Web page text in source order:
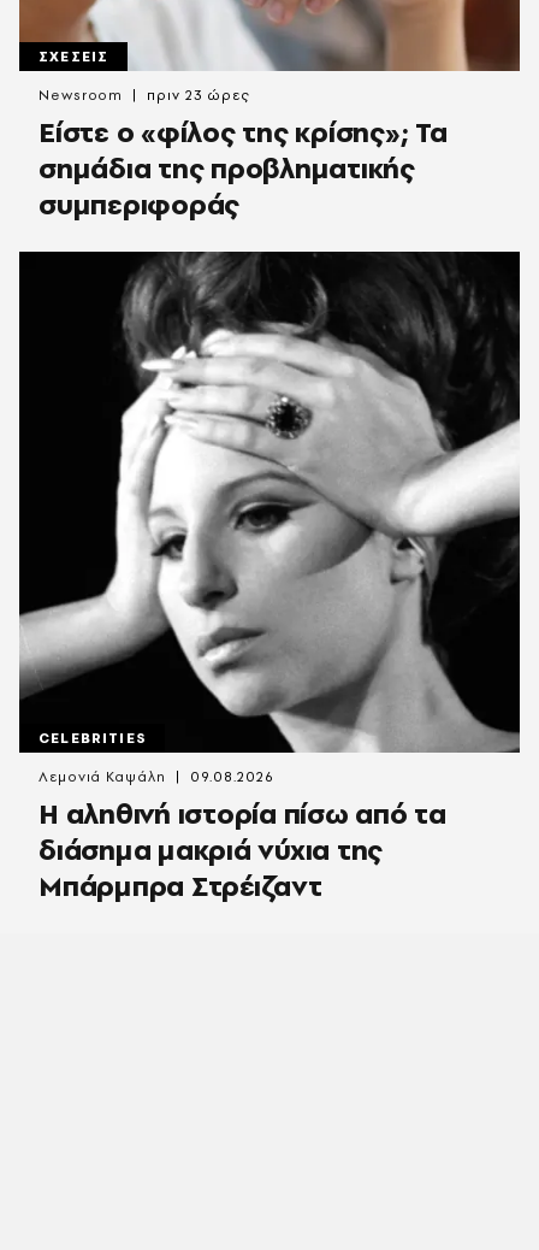
ΣΧΕΣΕΙΣ
Είστε ο «φίλος της κρίσης»; Τα
σημάδια της προβληματικής
συμπεριφοράς
Newsroom πριν 23 ώρες
CELEBRITIES
Η αληθινή ιστορία πίσω από τα
διάσημα μακριά νύχια της
Μπάρμπρα Στρέιζαντ
Λεμονιά Καψάλη 09.08.2026